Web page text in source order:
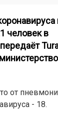
человек в
от
- 18.